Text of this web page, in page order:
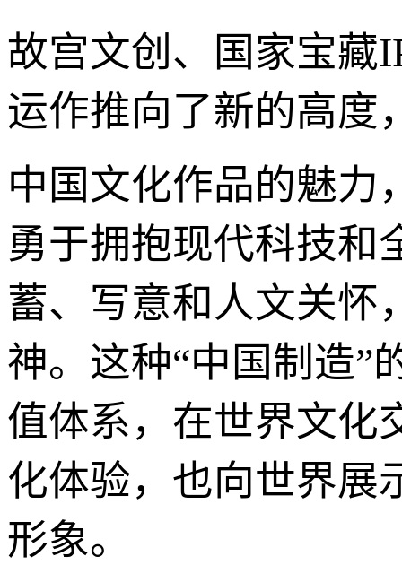
故宫文创、国家宝藏
运作推向了新的高度
中国文化作品的魅力
勇于拥抱现代科技和
蓄、写意和人文关怀
神。这种“中国制造”
值体系，在世界文化
化体验，也向世界展
形象。